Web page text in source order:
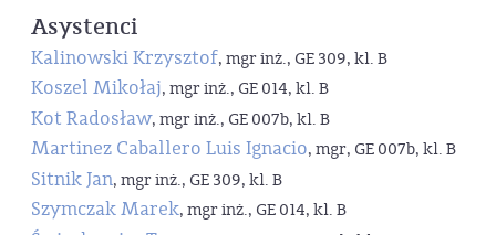
Asystenci
Kalinowski Krzysztof, mgr inż., GE 309, kl. B
Koszel Mikołaj, mgr inż., GE 014, kl. B
Kot Radosław, mgr inż., GE 007b, kl. B
Martinez Caballero Luis Ignacio, mgr, GE 007b, kl. B
Sitnik Jan, mgr inż., GE 309, kl. B
Szymczak Marek, mgr inż., GE 014, kl. B